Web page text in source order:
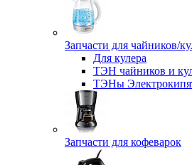
Запчасти для чайников/
Для кулера
ТЭН чайников и
ТЭНы
Запчасти для кофеварок